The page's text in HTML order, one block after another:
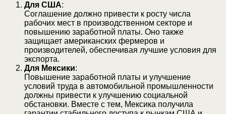
Для США:
Соглашение должно привести к росту числа
рабочих мест в производственном секторе и
повышению заработной платы. Оно также
защищает американских фермеров и
производителей, обеспечивая лучшие условия для
экспорта.
Для Мексики:
Повышение заработной платы и улучшение
условий труда в автомобильной промышленности
должны привести к улучшению социальной
обстановки. Вместе с тем, Мексика получила